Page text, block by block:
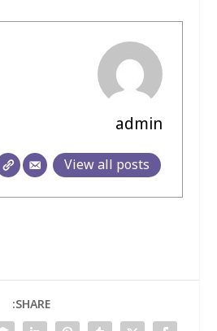
admin
View all posts
SHARE: